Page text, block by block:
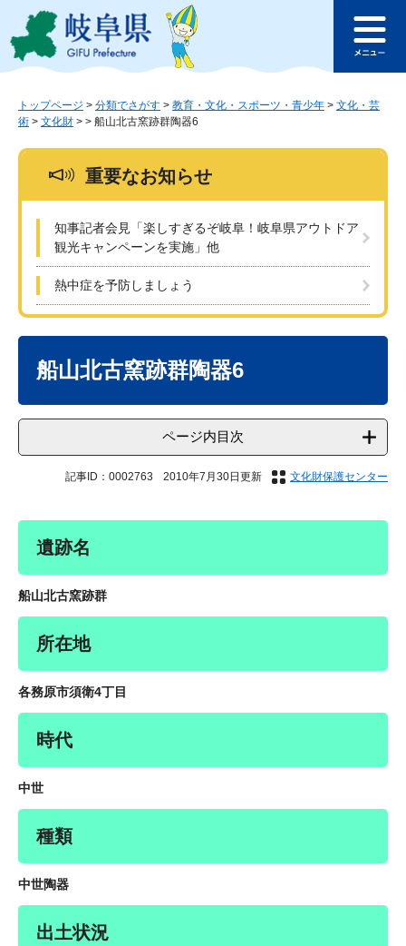
ジ
ュ
このページの本文へ
ュ
トップページ > 分類でさがす > 教育・文化・スポーツ・青少年 > 文化・芸
術 > 文化財 > > 船山北古窯跡群陶器6
重要なお知らせ
知事記者会見「楽しすぎるぞ岐阜！岐阜県アウトドア
観光キャンペーンを実施」他
熱中症を予防しましょう
船山北古窯跡群陶器6
ページ内目次
記事ID：0002763 2010年7月30日更新 文化財保護センター
遺跡名
船山北古窯跡群
所在地
各務原市須衛4丁目
時代
中世
種類
中世陶器
出土状況